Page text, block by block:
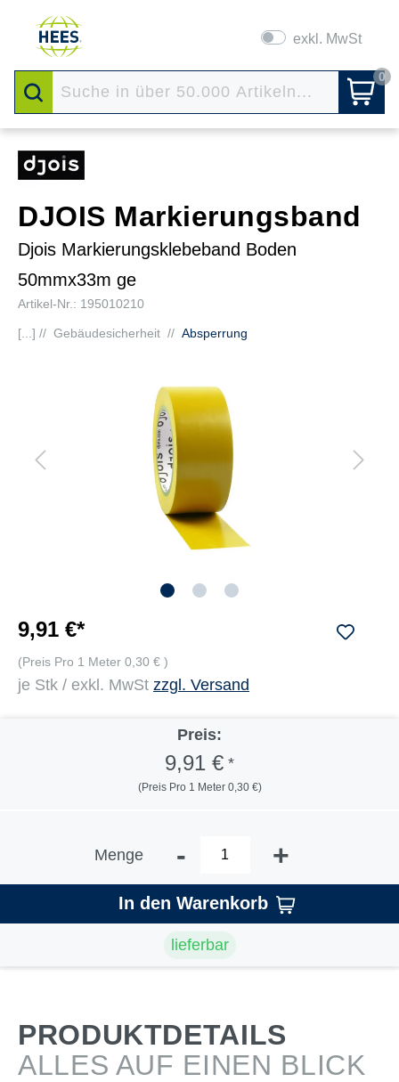
exkl. MwSt
0
DJOIS Markierungsband
Djois Markierungsklebeband Boden
50mmx33m ge
Artikel-Nr.: 195010210
[...] // Gebäudesicherheit // Absperrung
9,91 €*
(Preis Pro 1 Meter 0,30 € )
je Stk / exkl. MwSt zzgl. Versand
Preis:
9,91 € *
(Preis Pro 1 Meter 0,30 €)
Menge - +
In den Warenkorb
lieferbar
PRODUKTDETAILS
ALLES AUF EINEN BLICK